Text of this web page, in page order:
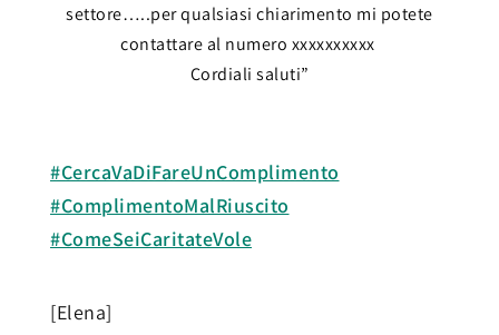
settore…..per qualsiasi chiarimento mi potete
contattare al numero xxxxxxxxxx
Cordiali saluti”
#CercaVaDiFareUnComplimento
#ComplimentoMalRiuscito
#ComeSeiCaritateVole
[Elena]